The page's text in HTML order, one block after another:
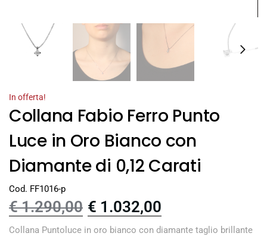
In offerta!
Collana Fabio Ferro Punto
Luce in Oro Bianco con
Diamante di 0,12 Carati
Cod. FF1016-p
€1.290,00 € 1.032,00
Collana Puntoluce in oro bianco con diamante taglio brillante